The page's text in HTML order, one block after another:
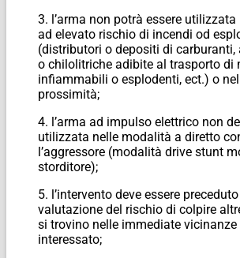
3. l’arma non potrà essere
ad elevato rischio di incendi od
(distributori o depositi di carburanti,
o chilolitriche adibite al trasporto di
infiammabili o esplodenti, ect.) o
prossimità;
4. l’arma ad impulso elettrico non
utilizzata nelle modalità a diretto
l’aggressore (modalità drive stunt
storditore);
5. l’intervento deve essere
valutazione del rischio di colpire
si trovino nelle immediate
interessato;